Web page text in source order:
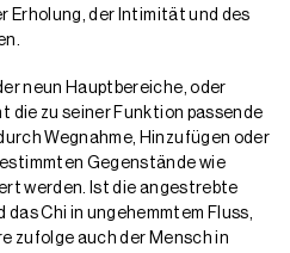
Erholung, der Intimität und des
neun Hauptbereiche, oder
die zu seiner Funktion passende
Wegnahme, Hinzufügen oder
Gegenstände wie
werden. Ist die angestrebte
Chi in ungehemmtem Fluss,
zufolge auch der Mensch in